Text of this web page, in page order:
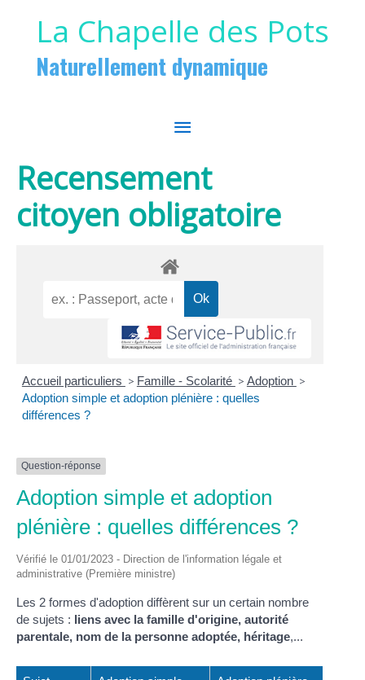
La Chapelle des Pots
Naturellement dynamique
MENU
PRINCIPAL
Recensement
citoyen obligatoire
Accueil particuliers > Famille - Scolarité > Adoption >
Adoption simple et adoption plénière : quelles
différences ?
Question-réponse
Adoption simple et adoption
plénière : quelles différences ?
Vérifié le 01/01/2023 - Direction de l'information légale et
administrative (Première ministre)
Les 2 formes d'adoption diffèrent sur un certain nombre
de sujets : liens avec la famille d'origine, autorité
parentale, nom de la personne adoptée, héritage,...